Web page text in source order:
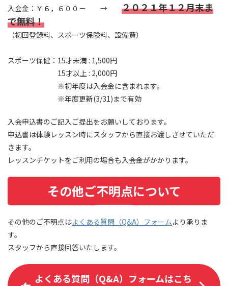
入会金：￥６，６００－ → ２０２１年１２月末ま
で無料！
（初回登録料、スポーツ保険料、設備費）
スポーツ保健：15才未満 : 1,500円
15才以上 : 2,000円
※初年度は入会金に含まれます。
※年度更新(3/31)まで有効
入会申込書のご記入ご提出をお願いしております。
申込書は体験レッスン時にスタッフから直接お渡しさせていただ
きます。
レッスンチケットをご利用の場合も入会金がかかります。
その他ご不明点について
その他のご不明点はよくある質問（Q&A）フォームより承りま
す。
スタッフから直接回答いたします。
よくある質問（Q&A）フォームはこち